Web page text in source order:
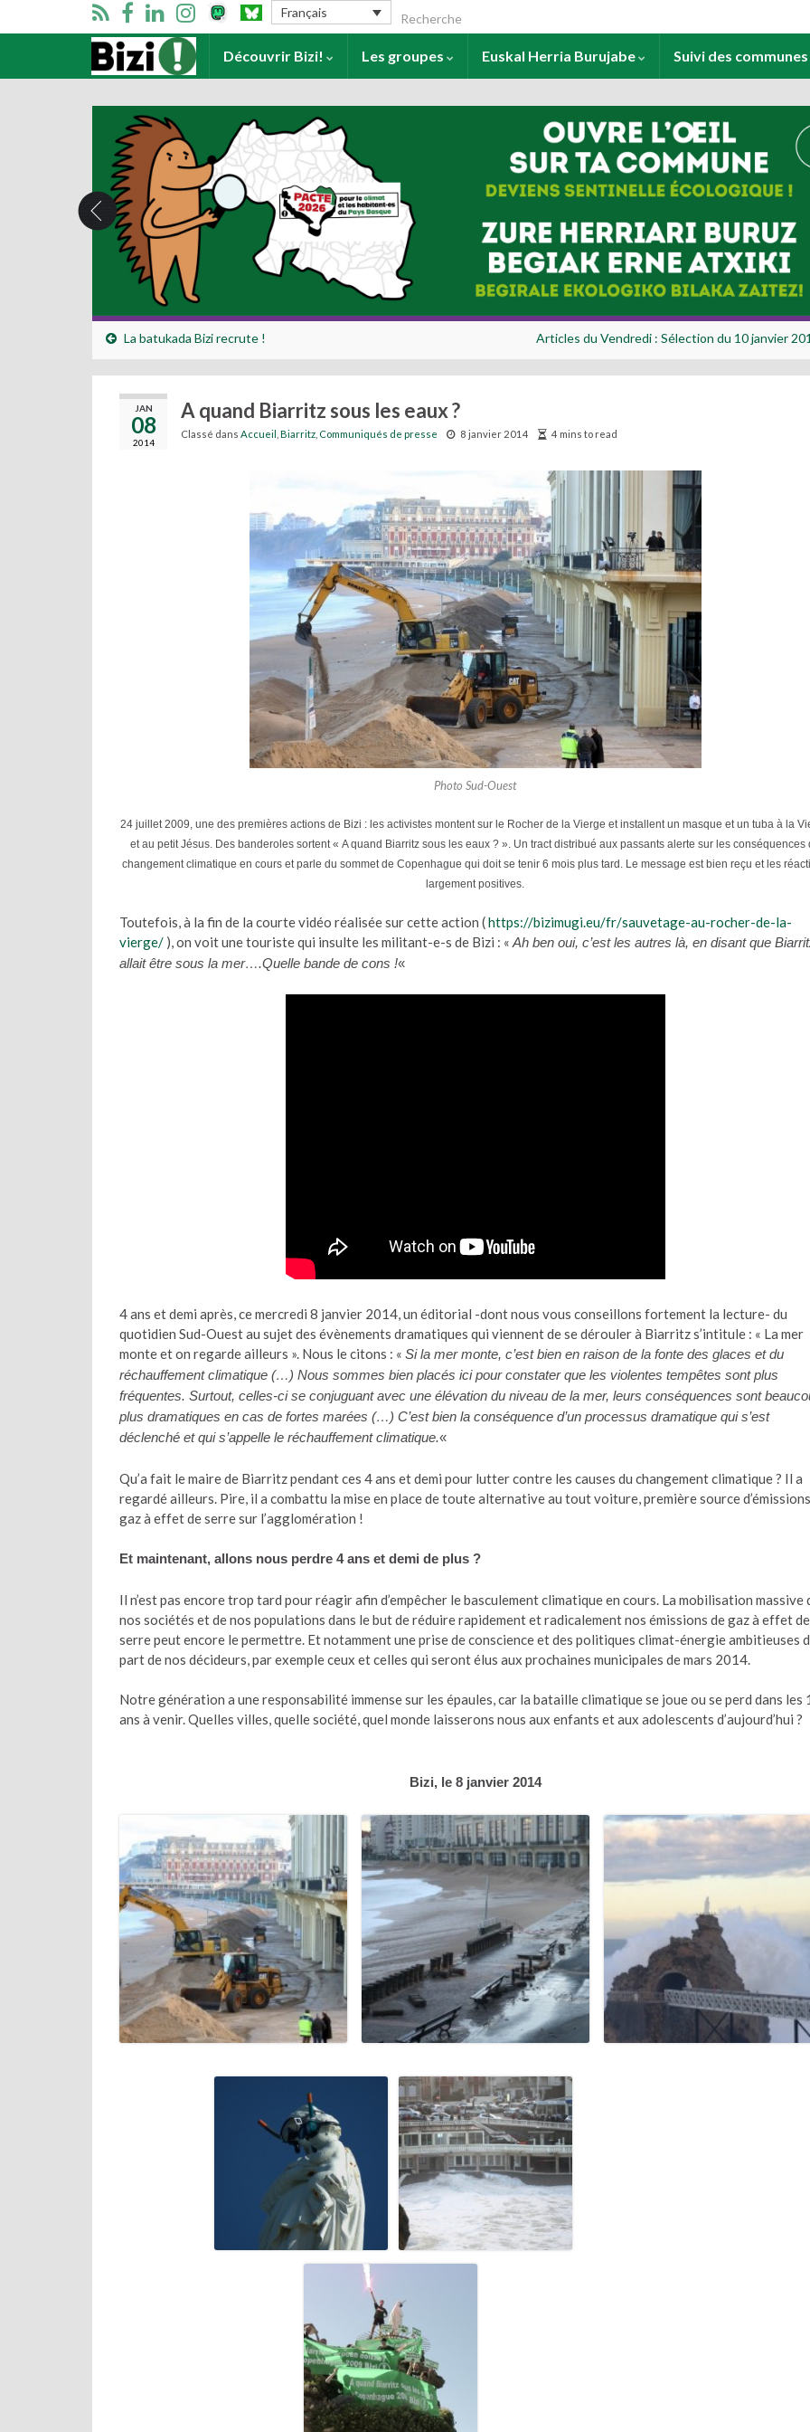
Français Search for:
Accueil Découvrir Bizi! Les groupes Euskal Herria Burujabe Suivi des communes
La batukada Bizi recrute ! Articles du Vendredi : Sélection du 10 janvier
JAN
08
2014
A quand Biarritz sous les eaux ?
Classé dans Accueil Biarritz Communiqués de presse 8 janvier 2014 4 mins to read
Photo Sud-Ouest
24 juillet 2009, une des premières actions de Bizi : les activistes montent sur le Rocher de la Vierge et installent un masque et un tuba à la
et au petit Jésus. Des banderoles sortent « A quand Biarritz sous les eaux ? ». Un tract distribué aux passants alerte sur les conséquences
changement climatique en cours et parle du sommet de Copenhague qui doit se tenir 6 mois plus tard. Le message est bien reçu et les
largement positives.
Toutefois, à la fin de la courte vidéo réalisée sur cette action (https://bizimugi.eu/fr/sauvetage-au-rocher-de-la-
vierge/ ), on voit une touriste qui insulte les militant-e-s de Bizi : « Ah ben oui, c’est les autres là, en disant que
allait être sous la mer….Quelle bande de cons !«
4 ans et demi après, ce mercredi 8 janvier 2014, un éditorial -dont nous vous conseillons fortement la lecture- du
quotidien Sud-Ouest au sujet des évènements dramatiques qui viennent de se dérouler à Biarritz s’intitule : « La mer
monte et on regarde ailleurs ». Nous le citons : « Si la mer monte, c’est bien en raison de la fonte des glaces et du
réchauffement climatique (…) Nous sommes bien placés ici pour constater que les violentes tempêtes sont plus
fréquentes. Surtout, celles-ci se conjuguant avec une élévation du niveau de la mer, leurs conséquences sont
plus dramatiques en cas de fortes marées (…) C’est bien la conséquence d’un processus dramatique qui s’est
déclenché et qui s’appelle le réchauffement climatique.«
Qu’a fait le maire de Biarritz pendant ces 4 ans et demi pour lutter contre les causes du changement climatique ? Il a
regardé ailleurs. Pire, il a combattu la mise en place de toute alternative au tout voiture, première source
gaz à effet de serre sur l’agglomération !
Et maintenant, allons nous perdre 4 ans et demi de plus ?
Il n’est pas encore trop tard pour réagir afin d’empêcher le basculement climatique en cours. La mobilisation massive
nos sociétés et de nos populations dans le but de réduire rapidement et radicalement nos émissions de gaz à effet de
serre peut encore le permettre. Et notamment une prise de conscience et des politiques climat-énergie ambitieuses
part de nos décideurs, par exemple ceux et celles qui seront élus aux prochaines municipales de mars 2014.
Notre génération a une responsabilité immense sur les épaules, car la bataille climatique se joue ou se perd dans les
ans à venir. Quelles villes, quelle société, quel monde laisserons nous aux enfants et aux adolescents d’aujourd’hui ?
Bizi, le 8 janvier 2014